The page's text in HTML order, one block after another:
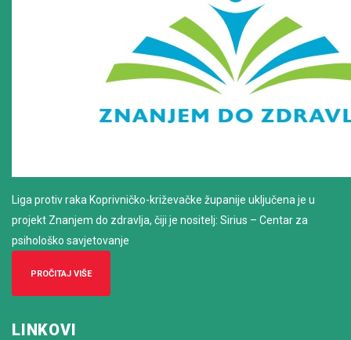
Liga protiv raka Koprivničko-križevačke županije uključena je u
projekt Znanjem do zdravlja, čiji je nositelj: Sirius – Centar za
psihološko savjetovanje
PROČITAJ VIŠE
LINKOVI